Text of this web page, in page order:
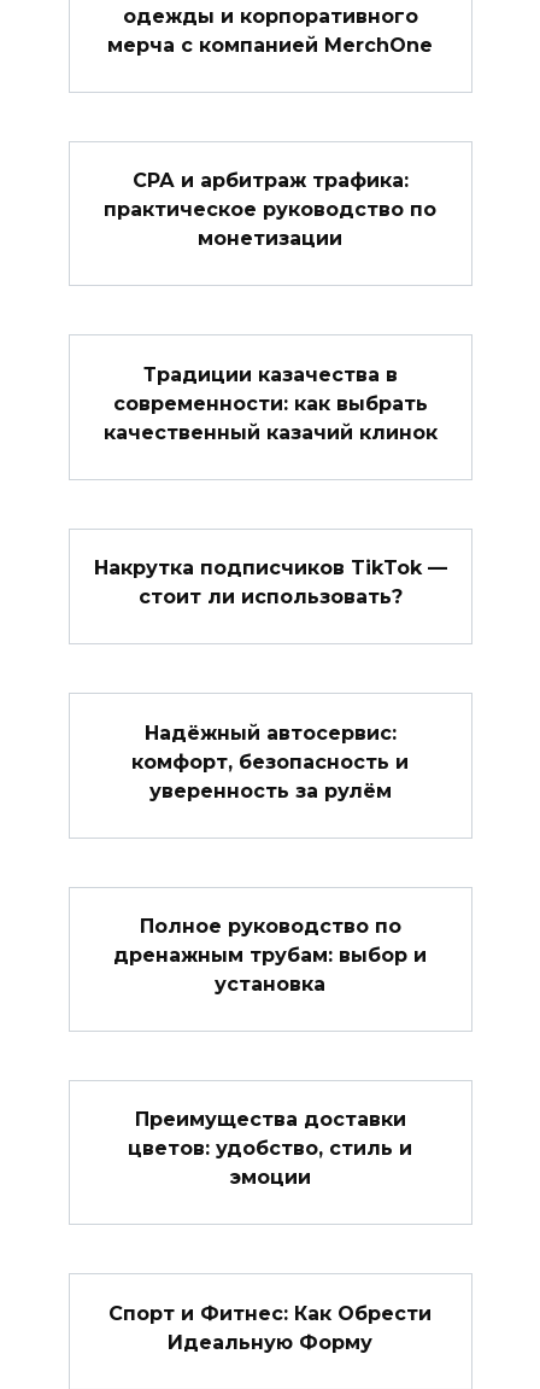
одежды и корпоративного
мерча с компанией MerchOne
СРА и арбитраж трафика:
практическое руководство по
монетизации
Традиции казачества в
современности: как выбрать
качественный казачий клинок
Накрутка подписчиков TikTok —
стоит ли использовать?
Надёжный автосервис:
комфорт, безопасность и
уверенность за рулём
Полное руководство по
дренажным трубам: выбор и
установка
Преимущества доставки
цветов: удобство, стиль и
эмоции
Спорт и Фитнес: Как Обрести
Идеальную Форму